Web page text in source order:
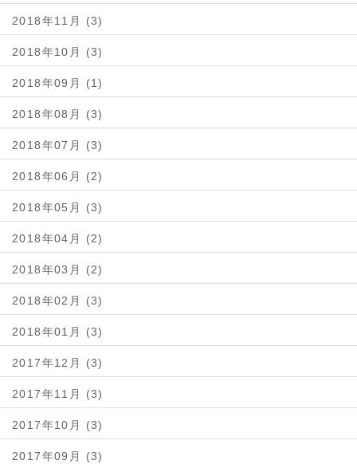
2018年11月 (3)
2018年10月 (3)
2018年09月 (1)
2018年08月 (3)
2018年07月 (3)
2018年06月 (2)
2018年05月 (3)
2018年04月 (2)
2018年03月 (2)
2018年02月 (3)
2018年01月 (3)
2017年12月 (3)
2017年11月 (3)
2017年10月 (3)
2017年09月 (3)